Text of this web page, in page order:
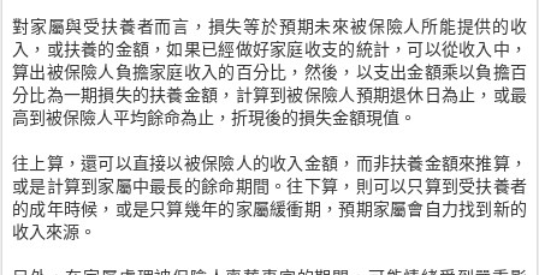
對家屬與受扶養者而言，損失等於預期未來被保險人所能提供的收
入，或扶養的金額，如果已經做好家庭收支的統計，可以從收入中，
算出被保險人負擔家庭收入的百分比，然後，以支出金額乘以負擔百
分比為一期損失的扶養金額，計算到被保險人預期退休日為止，或最
高到被保險人平均餘命為止，折現後的損失金額現值。
往上算，還可以直接以被保險人的收入金額，而非扶養金額來推算，
或是計算到家屬中最長的餘命期間。往下算，則可以只算到受扶養者
的成年時候，或是只算幾年的家屬緩衝期，預期家屬會自力找到新的
收入來源。